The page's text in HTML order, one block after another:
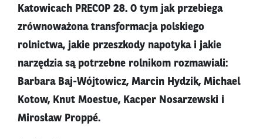
Katowicach PRECOP 28. O tym jak przebiega
zrównoważona transformacja polskiego
rolnictwa, jakie przeszkody napotyka i jakie
narzędzia są potrzebne rolnikom rozmawiali:
Barbara Baj-Wójtowicz, Marcin Hydzik, Michael
Kotow, Knut Moestue, Kacper Nosarzewski i
Mirosław Proppé.